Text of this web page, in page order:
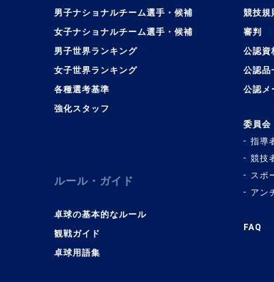
男子ナショナルチーム選手・候補
女子ナショナルチーム選手・候補
男子世界ランキング
女子世界ランキング
各種選考基準
強化スタッフ
ルール・ガイド
卓球の基本的なルール
観戦ガイド
卓球用語集
競技規
審判
公認資
公認品
公認メ
委員会
指導
競技
スポ
アン
FAQ